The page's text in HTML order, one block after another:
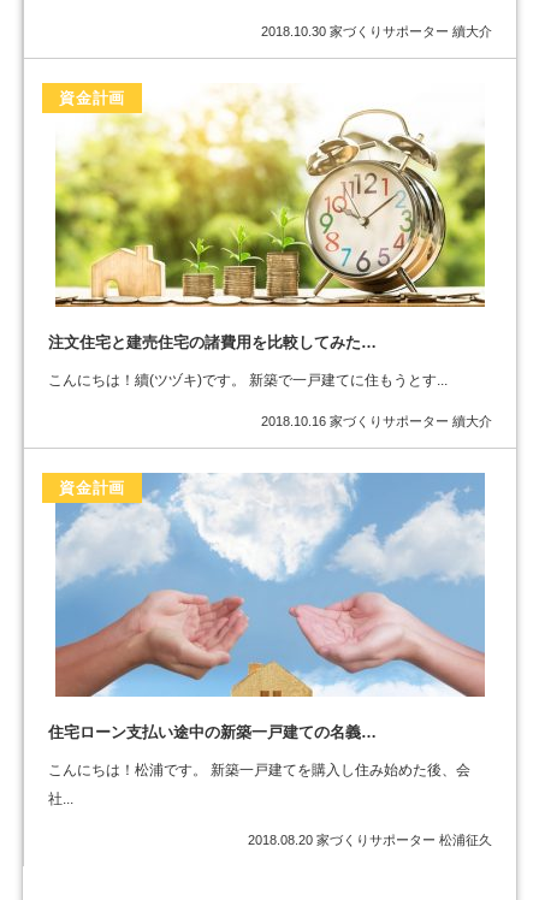
2018.10.30 家づくりサポーター 續大介
資金計画
注文住宅と建売住宅の諸費用を比較してみた…
こんにちは！續(ツヅキ)です。 新築で一戸建てに住もうとす...
2018.10.16 家づくりサポーター 續大介
資金計画
住宅ローン支払い途中の新築一戸建ての名義…
こんにちは！松浦です。 新築一戸建てを購入し住み始めた後、会
社...
2018.08.20 家づくりサポーター 松浦征久